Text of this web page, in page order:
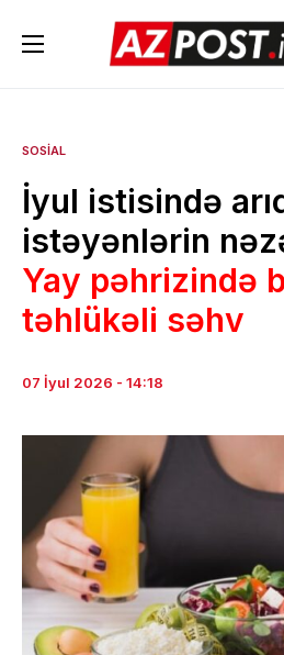
SOSIAL
İyul istisində
istəyənlərin
Yay pəhrizində
təhlükəli səhv
07 İyul 2026 - 14:18